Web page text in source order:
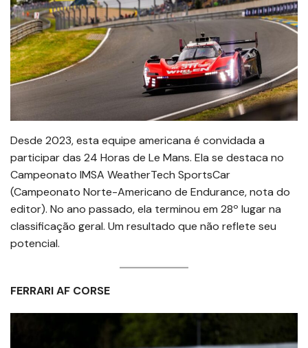
Desde 2023, esta equipe americana é convidada a
participar das 24 Horas de Le Mans. Ela se destaca no
Campeonato IMSA WeatherTech SportsCar
(Campeonato Norte-Americano de Endurance, nota do
editor). No ano passado, ela terminou em 28º lugar na
classificação geral. Um resultado que não reflete seu
potencial.
FERRARI AF CORSE